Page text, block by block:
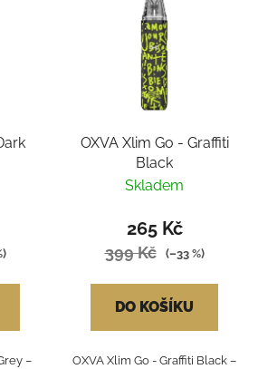
–
OXVA Xlim Go - Graffiti
Black
Skladem
265 Kč
399 Kč (–33 %)
DO KOŠÍKU
OXVA Xlim Go - Graffiti Black –